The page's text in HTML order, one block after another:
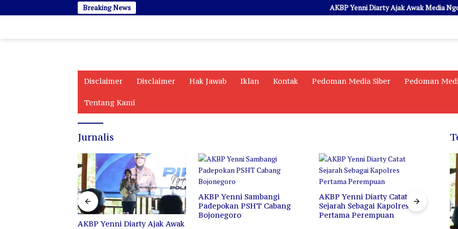
ke
Breaking News AKBP Yenni Diarty Ajak Awak Media Ngopi
Disclaimer Disclaimer Hak Jawab Iklan Kontak Pedoman Media Siber Pedoman
Tentang Kami
Jurnalis
Diarty Ajak Awak
AKBP Yenni Sambangi
Padepokan PSHT Cabang
Bojonegoro
AKBP Yenni Diarty Catat
Sejarah Sebagai Kapolres
Pertama Perempuan
Di Balik Istilah “Londo
Ireng”, Bukan Penghinaan
Profesi, Melainkan Cermin